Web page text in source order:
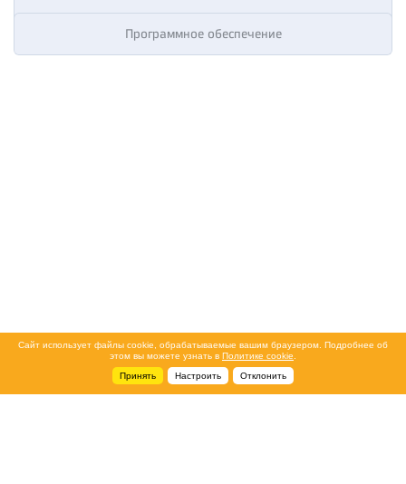
Программное обеспечение
Сайт использует файлы cookie, обрабатываемые вашим браузером. Подробнее об
этом вы можете узнать в Политике cookie
Принять
Настроить Отклонить